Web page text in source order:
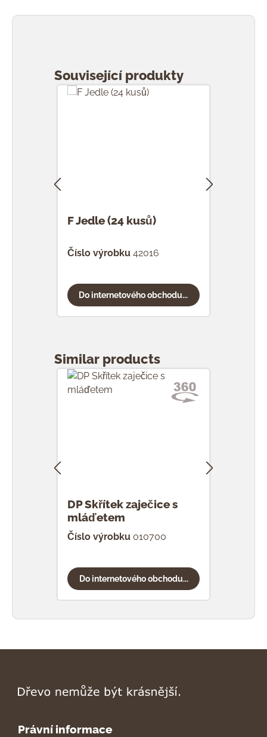
Související produkty
F Jedle (24 kusů)
Číslo výrobku 42016
Do internetového obchodu...
Similar products
DP Skřítek zaječice s
mláďetem
Číslo výrobku 010700
Do internetového obchodu...
Právní informace